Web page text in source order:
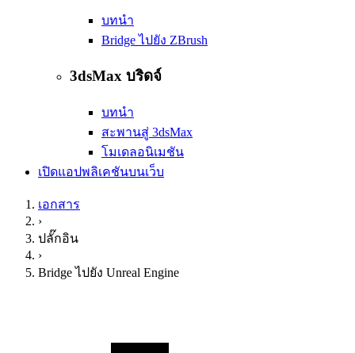
บทนำ
Bridge ไปยัง ZBrush
3dsMax บริดจ์
บทนำ
สะพานสู่ 3dsMax
โมเดลอนิเมชัน
เปิดแอปพลิเคชันบนเว็บ
เอกสาร
›
ปลั๊กอิน
›
Bridge ไปยัง Unreal Engine